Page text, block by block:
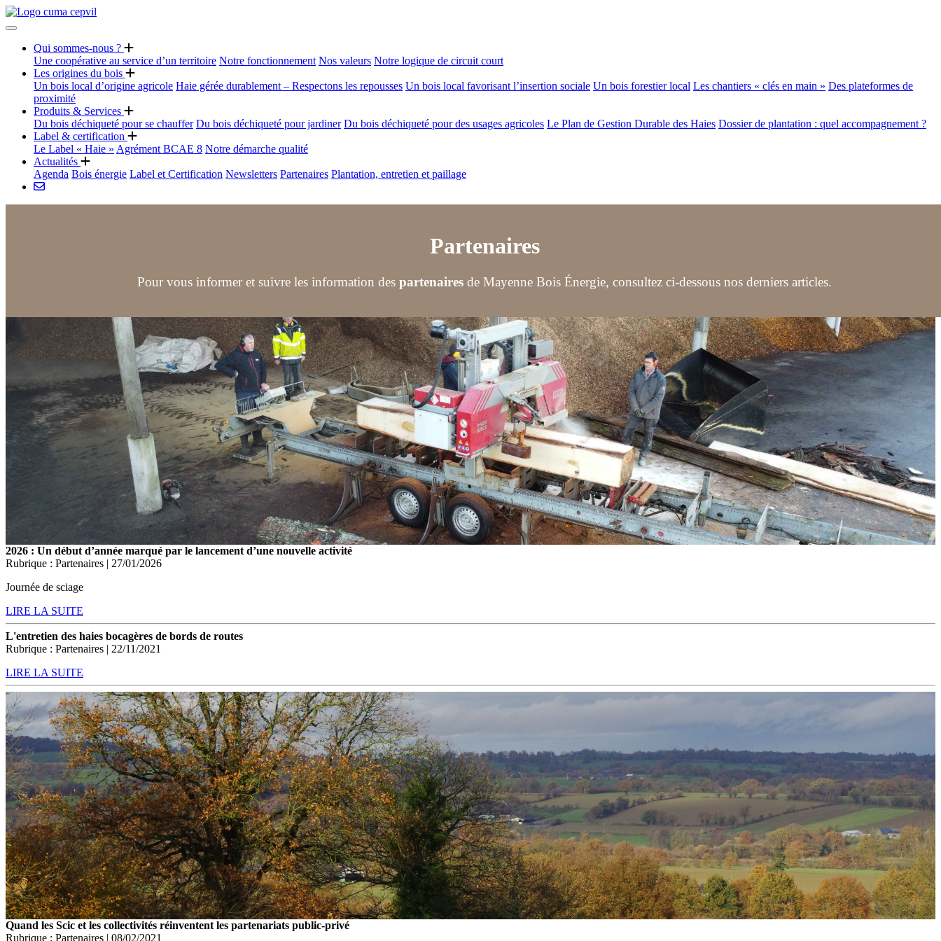
Qui sommes-nous ?
Une coopérative au service d’un territoire Notre fonctionnement Nos valeurs Notre logique de circuit court
Les origines du bois
Un bois local d’origine agricole Haie gérée durablement – Respectons les repousses Un bois local favorisant l’insertion sociale Un bois forestier local Les chantiers « clés en main » Des plateformes de
proximité
Produits & Services
Du bois déchiqueté pour se chauffer Du bois déchiqueté pour jardiner Du bois déchiqueté pour des usages agricoles Le Plan de Gestion Durable des Haies Dossier de plantation : quel accompagnement ?
Label & certification
Le Label « Haie » Agrément BCAE 8 Notre démarche qualité
Actualités
Agenda Bois énergie Label et Certification Newsletters Partenaires Plantation, entretien et paillage
Partenaires
Pour vous informer et suivre les information des partenaires de Mayenne Bois Énergie, consultez ci-dessous nos derniers articles.
2026 : Un début d’année marqué par le lancement d’une nouvelle activité
Rubrique : Partenaires | 27/01/2026
Journée de sciage
LIRE LA SUITE
L'entretien des haies bocagères de bords de routes
Rubrique : Partenaires | 22/11/2021
LIRE LA SUITE
Quand les Scic et les collectivités réinventent les partenariats public-privé
Rubrique : Partenaires | 08/02/2021